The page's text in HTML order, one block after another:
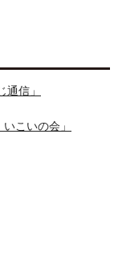
信」
こいの会」